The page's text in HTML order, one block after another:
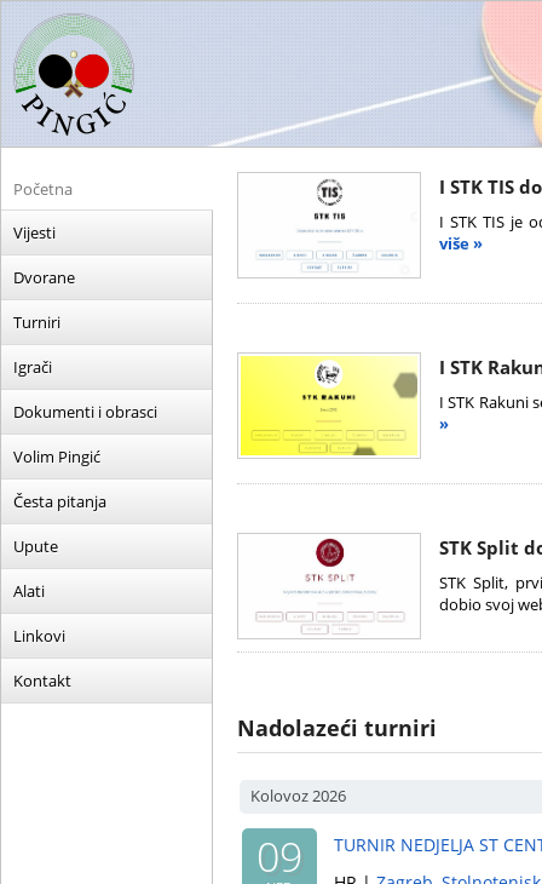
Početna
Vijesti
Dvorane
Turniri
Igrači
Dokumenti i obrasci
Volim Pingić
Česta pitanja
Upute
Alati
Linkovi
Kontakt
I STK TIS
I STK TIS je
više »
I STK
I STK Rakuni
»
STK Split
STK Split,
dobio svoj
Nadolazeći turniri